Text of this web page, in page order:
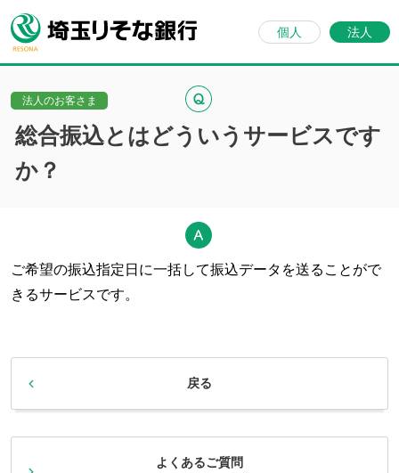
個人 法人
法人のお客さま
総合振込とはどういうサービスです
か？
ご希望の振込指定日に一括して振込データを送ることがで
きるサービスです。
戻る
よくあるご質問